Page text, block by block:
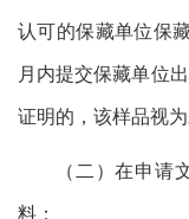
认可的保藏单位保
月内提交保藏单位
证明的，该样品视为
（二）在申请
料；